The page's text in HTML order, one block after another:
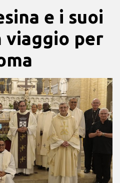
e i suoi
per